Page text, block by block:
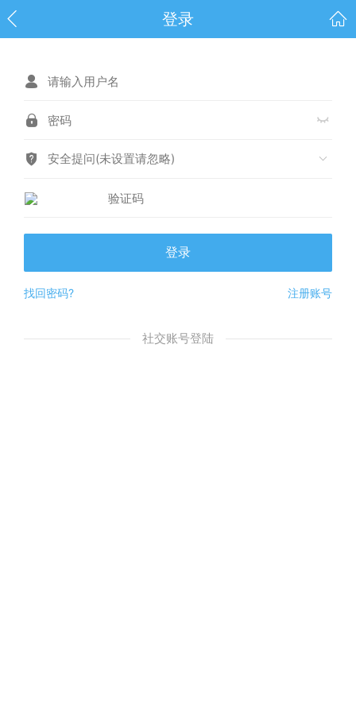
登录
安全提问(未设置请忽略)
登录
找回密码? 注册账号
社交账号登陆